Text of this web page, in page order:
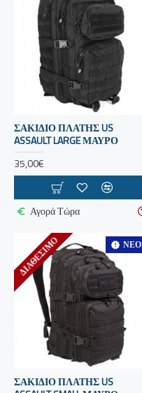
ΣΑΚΙΔΙΟ ΠΛΑΤΗΣ US
ASSAULT LARGE ΜΑΥΡΟ
35,00€
Αγορά Τώρα
ΝΈΟ
ΔΙΑΘΈΣΙΜΟ
ΣΑΚΙΔΙΟ ΠΛΑΤΗΣ US